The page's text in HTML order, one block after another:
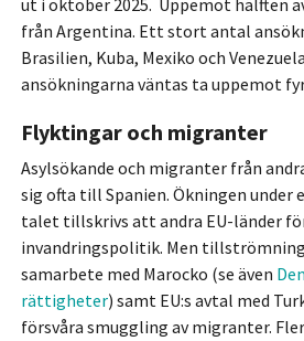
ut i oktober 2025. Uppemot hälften
från Argentina. Ett stort antal
Brasilien, Kuba, Mexiko och
ansökningarna väntas ta uppemot
Flyktingar och migranter
Asylsökande och migranter från
sig ofta till Spanien. Ökningen under
talet tillskrivs att andra EU-länder
invandringspolitik. Men
samarbete med Marocko (se även
rättigheter) samt EU:s avtal med
försvåra smuggling av migranter.